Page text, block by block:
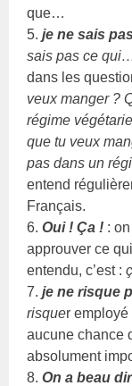
que…
5.je ne sais
sais pas ce
dans les
veux manger ?
régime
que tu veux
pas dans un
entend
Français.
6.Oui ! Ça ! :
approuver ce
entendu, c’est :
7.je ne risque
risquer employé
aucune chance
absolument
8.On a beau